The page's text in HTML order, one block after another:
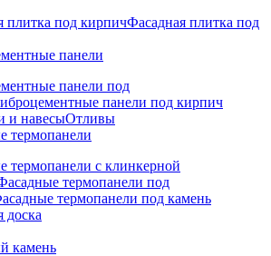
плитка под кирпичФасадная плитка под
панели
панели под
панели под кирпич
и навесыОтливы
термопанели
термопанели с клинкерной
термопанели под
термопанели под камень
доска
камень